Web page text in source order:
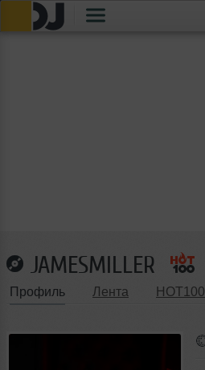
JAMESMILLER
Профиль Лента HOT100